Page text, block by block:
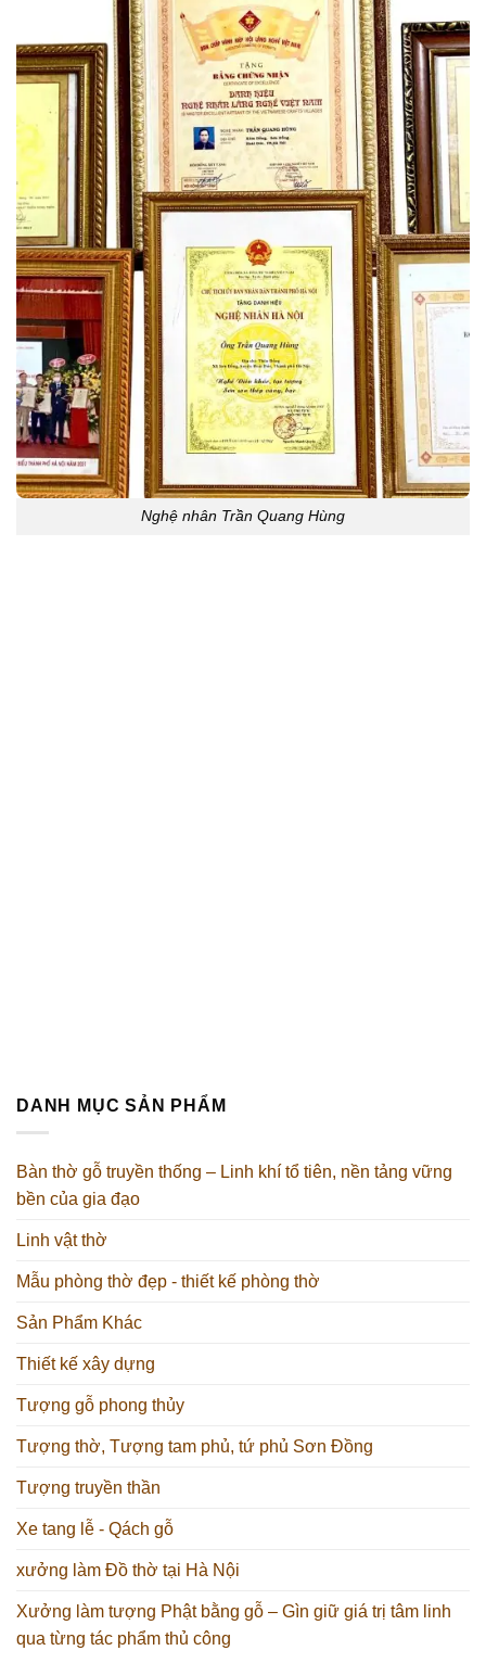
Nghệ nhân Trần Quang Hùng
DANH MỤC SẢN PHẨM
Bàn thờ gỗ truyền thống – Linh khí tổ tiên, nền tảng vững
bền của gia đạo
Linh vật thờ
Mẫu phòng thờ đẹp - thiết kế phòng thờ
Sản Phẩm Khác
Thiết kế xây dựng
Tượng gỗ phong thủy
Tượng thờ, Tượng tam phủ, tứ phủ Sơn Đồng
Tượng truyền thần
Xe tang lễ - Qách gỗ
xưởng làm Đồ thờ tại Hà Nội
Xưởng làm tượng Phật bằng gỗ – Gìn giữ giá trị tâm linh
qua từng tác phẩm thủ công